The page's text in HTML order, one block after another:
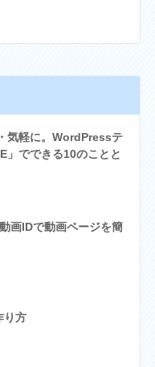
気軽に。WordPressテ
」でできる10のことと
画IDで動画ページを簡
り方